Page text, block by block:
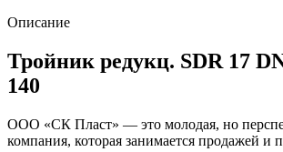
Описание
Тройник редукц. SDR 17
140
ООО «СК Пласт» — это молодая, но
компания, которая занимается продажей и